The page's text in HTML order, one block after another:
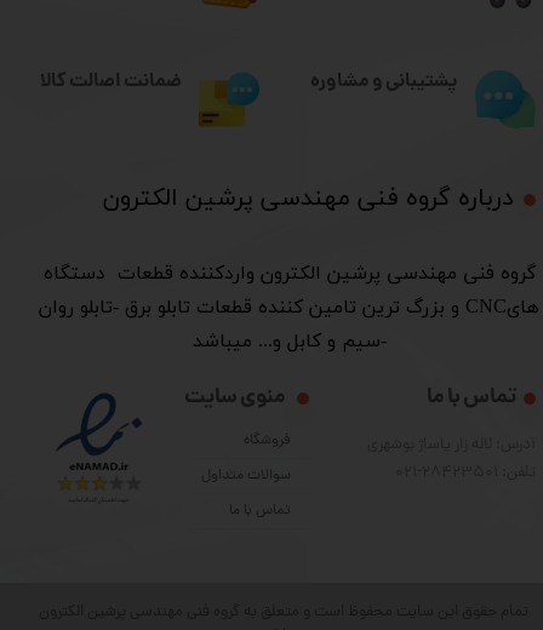
درباره گروه فنی مهندسی پرشین الکترون​​​​​​​
​گروه فنی مهندسی پرشین الکترون واردکننده قطعات دستگاه
هایCNC و بزرگ ترین تامین کننده قطعات تابلو برق -تابلو روان
-سیم و کابل و... میباشد
منوی سایت
فروشگاه
سوالات متداول
تماس با ما
تماس با ما
پشتیبانی و مشاوره ضمانت اصالت کالا